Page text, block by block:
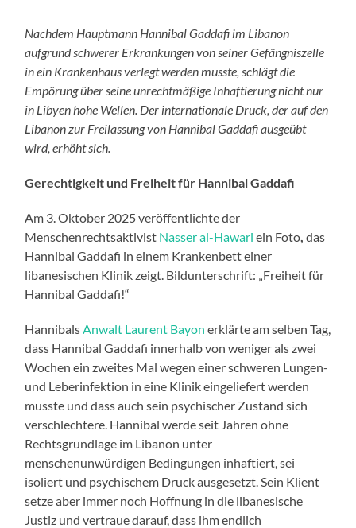
Nachdem Hauptmann Hannibal Gaddafi im Libanon
aufgrund schwerer Erkrankungen von seiner Gefängniszelle
in ein Krankenhaus verlegt werden musste, schlägt die
Empörung über seine unrechtmäßige Inhaftierung nicht nur
in Libyen hohe Wellen. Der internationale Druck, der auf den
Libanon zur Freilassung von Hannibal Gaddafi ausgeübt
wird, erhöht sich.
Gerechtigkeit und Freiheit für Hannibal Gaddafi
Am 3. Oktober 2025 veröffentlichte der
Menschenrechtsaktivist Nasser al-Hawari ein Foto ,das
Hannibal Gaddafi in einem Krankenbett einer
libanesischen Klinik zeigt. Bildunterschrift: „Freiheit für
Hannibal Gaddafi!“
Hannibals Anwalt Laurent Bayon erklärte am selben Tag,
dass Hannibal Gaddafi innerhalb von weniger als zwei
Wochen ein zweites Mal wegen einer schweren Lungen-
und Leberinfektion in eine Klinik eingeliefert werden
musste und dass auch sein psychischer Zustand sich
verschlechtere. Hannibal werde seit Jahren ohne
Rechtsgrundlage im Libanon unter
menschenunwürdigen Bedingungen inhaftiert, sei
isoliert und psychischem Druck ausgesetzt. Sein Klient
setze aber immer noch Hoffnung in die libanesische
Justiz und vertraue darauf, dass ihm endlich